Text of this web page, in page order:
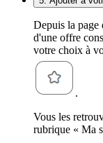
Depuis la page
d'une offre
votre choix à
.
Vous les
rubrique « Ma